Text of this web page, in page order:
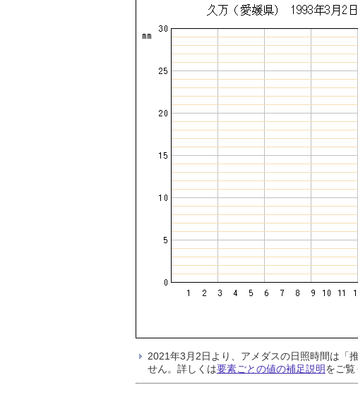
2021年3月2日より、アメダスの日照時間は「
せん。詳しくは要素ごとの値の補足説明をご覧